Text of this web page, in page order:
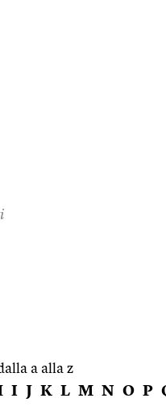
a alla z
I J K L M N O P